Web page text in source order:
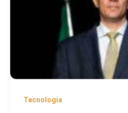
Tecnologia